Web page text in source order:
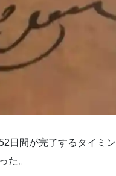
日間が完了するタイミ
た。